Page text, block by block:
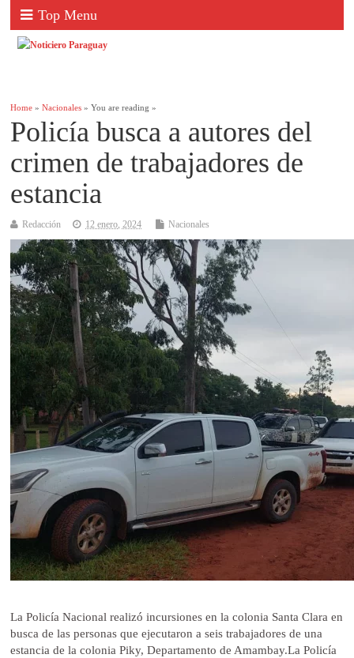
Top Menu
Home »Nacionales » You are reading »
Policía busca a autores del
crimen de trabajadores de
estancia
Redacción 12 enero, 2024 Nacionales
La Policía Nacional realizó incursiones en la colonia Santa Clara en
busca de las personas que ejecutaron a seis trabajadores de una
estancia de la colonia Piky, Departamento de Amambay.La Policía